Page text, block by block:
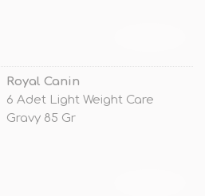
Royal Canin
6 Adet Light Weight Care
Gravy 85 Gr